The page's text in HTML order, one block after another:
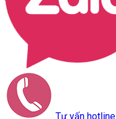
Tư vấn hotline